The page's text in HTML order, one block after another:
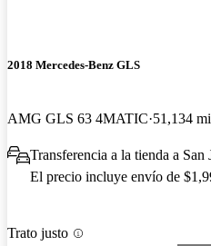
2018 Mercedes-Benz GLS
AMG GLS 63 4MATIC 51,134
Transferencia a la tienda a San
El precio incluye envío de
Trato justo